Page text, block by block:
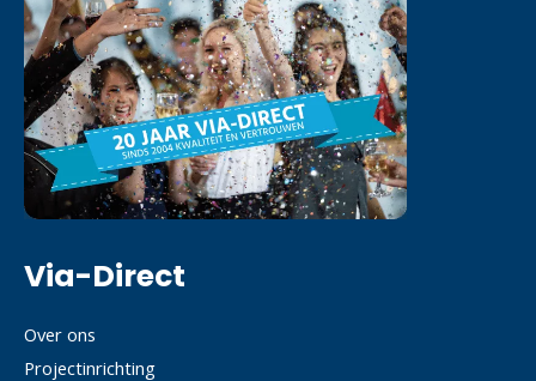
Via-Direct
Over ons
Projectinrichting